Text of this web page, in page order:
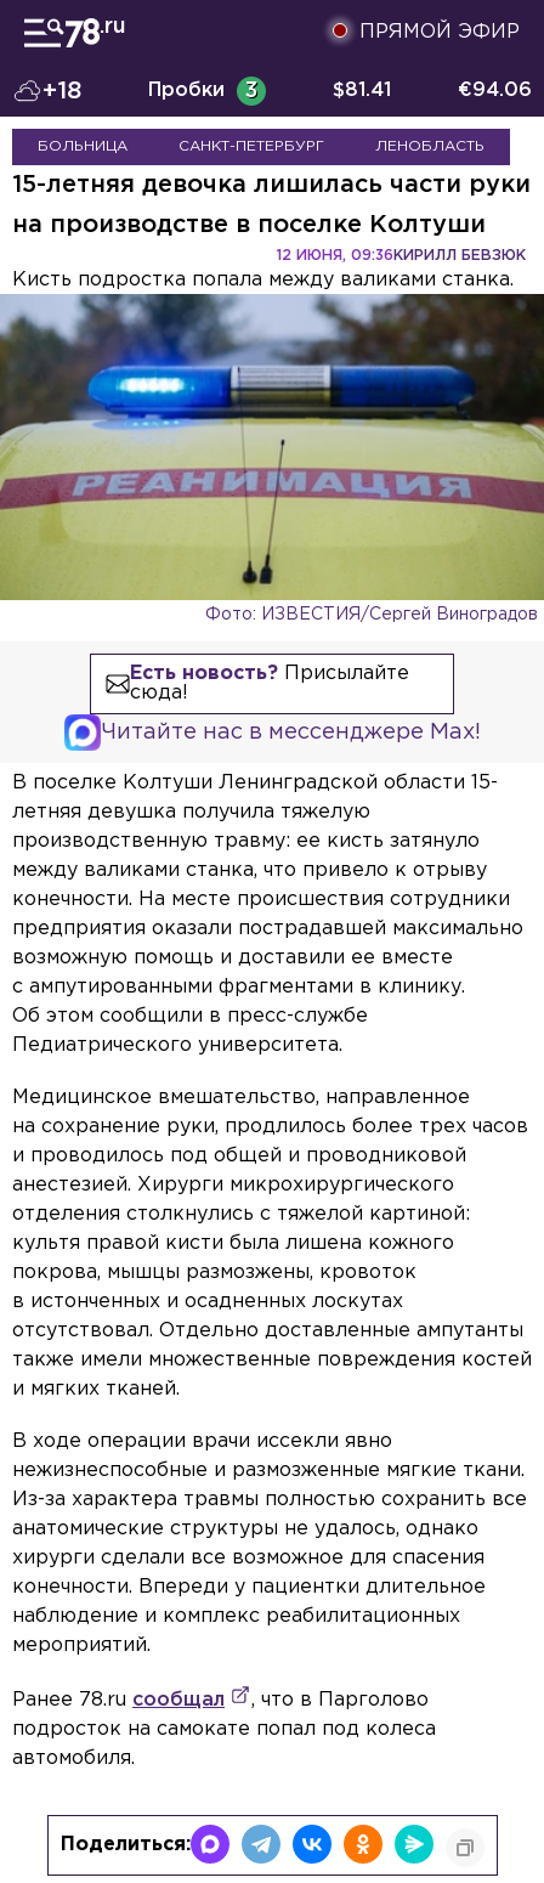
ПРЯМОЙ ЭФИР
+18 Пробки 3 $81.41 €94.06
БОЛЬНИЦА САНКТ-ПЕТЕРБУРГ ЛЕНОБЛАСТЬ
15-летняя девочка лишилась части руки
на производстве в поселке Колтуши
КИРИЛЛ БЕВЗЮК
12 ИЮНЯ, 09:36
Кисть подростка попала между валиками станка.
Фото: ИЗВЕСТИЯ/Сергей Виноградов
Есть новость?Присылайте
сюда!
Читайте нас в мессенджере Max!
В поселке Колтуши Ленинградской области 15-
летняя девушка получила тяжелую
производственную травму: ее кисть затянуло
между валиками станка, что привело к отрыву
конечности. На месте происшествия сотрудники
предприятия оказали пострадавшей максимально
возможную помощь и доставили ее вместе
с ампутированными фрагментами в клинику.
Об этом сообщили в пресс-службе
Педиатрического университета.
Медицинское вмешательство, направленное
на сохранение руки, продлилось более трех часов
и проводилось под общей и проводниковой
анестезией. Хирурги микрохирургического
отделения столкнулись с тяжелой картиной:
культя правой кисти была лишена кожного
покрова, мышцы размозжены, кровоток
в истонченных и осадненных лоскутах
отсутствовал. Отдельно доставленные ампутанты
также имели множественные повреждения костей
и мягких тканей.
В ходе операции врачи иссекли явно
нежизнеспособные и размозженные мягкие ткани.
Из-за характера травмы полностью сохранить все
анатомические структуры не удалось, однако
хирурги сделали все возможное для спасения
конечности. Впереди у пациентки длительное
наблюдение и комплекс реабилитационных
мероприятий.
Ранее 78.ru сообщал
, что в Парголово
подросток на самокате попал под колеса
автомобиля.
Поделиться: